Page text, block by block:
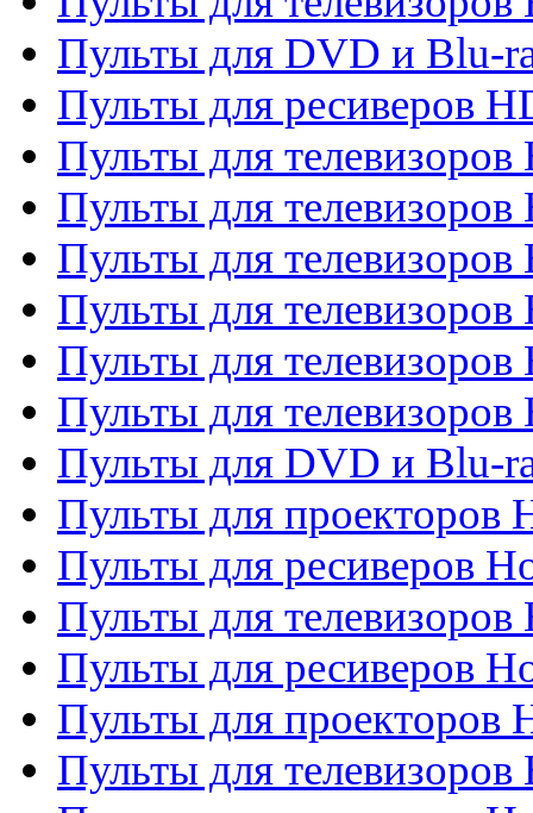
Пульты для DVD и Blu-
Пульты для ресиверов
Пульты для
Пульты для телевизоров
Пульты для телевизоров
Пульты для телевизоров
Пульты для телевизоров
Пульты для телевизоров
Пульты для DVD и Blu-
Пульты для проекторов
Пульты для ресиверов
Пульты для
Пульты для ресиверов
Пульты для проекторов
Пульты для телевизоров